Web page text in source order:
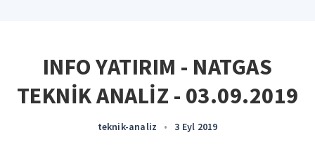
INFO YATIRIM - NATGAS
TEKNİK ANALİZ - 03.09.2019
teknik-analiz • 3 Eyl 2019